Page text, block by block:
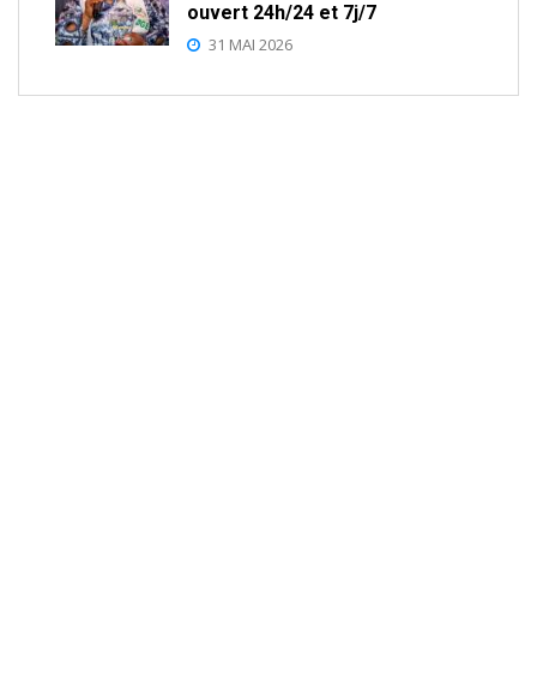
ouvert 24h/24 et 7j/7
31 MAI 2026